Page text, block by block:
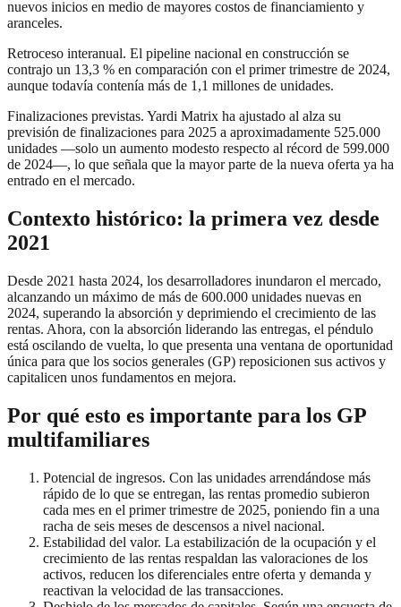
nuevos inicios en medio de mayores costos de financiamiento y
aranceles.
Retroceso interanual. El pipeline nacional en construcción se
contrajo un 13,3 % en comparación con el primer trimestre de 2024,
aunque todavía contenía más de 1,1 millones de unidades.
Finalizaciones previstas. Yardi Matrix ha ajustado al alza su
previsión de finalizaciones para 2025 a aproximadamente 525.000
unidades —solo un aumento modesto respecto al récord de 599.000
de 2024—, lo que señala que la mayor parte de la nueva oferta ya ha
entrado en el mercado.
Contexto histórico: la primera vez desde
2021
Desde 2021 hasta 2024, los desarrolladores inundaron el mercado,
alcanzando un máximo de más de 600.000 unidades nuevas en
2024, superando la absorción y deprimiendo el crecimiento de las
rentas. Ahora, con la absorción liderando las entregas, el péndulo
está oscilando de vuelta, lo que presenta una ventana de oportunidad
única para que los socios generales (GP) reposicionen sus activos y
capitalicen unos fundamentos en mejora.
Por qué esto es importante para los GP
multifamiliares
Potencial de ingresos. Con las unidades arrendándose más
rápido de lo que se entregan, las rentas promedio subieron
cada mes en el primer trimestre de 2025, poniendo fin a una
racha de seis meses de descensos a nivel nacional.
Estabilidad del valor. La estabilización de la ocupación y el
crecimiento de las rentas respaldan las valoraciones de los
activos, reducen los diferenciales entre oferta y demanda y
reactivan la velocidad de las transacciones.